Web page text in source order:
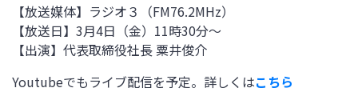
【放送媒体】ラジオ３（FM76.2MHz）
【放送日】3月4日（金）11時30分～
【出演】代表取締役社長 粟井俊介
Youtubeでもライブ配信を予定。詳しくはこちら